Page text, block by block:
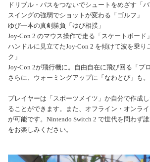
ドリブル・パスをつないでシュートをめざす「バ
スイングの強弱でショットが変わる「ゴルフ」
ゆび一本の真剣勝負「ゆび相撲」
Joy-Con 2 のマウス操作で走る「スケートボード」
ハンドルに見立てたJoy-Con 2 を傾けて波を乗り
ク」
Joy-Con 2が飛行機に。自由自在に飛び回る「プ
さらに、ウォーミングアップに「なわとび」も。
プレイヤーは「スポーツメイツ」か自分で作成
ることができます。
また、オフライン・オンラ
が可能です。 Nintendo Switch 2 で世代を問わず
をお楽しみください。